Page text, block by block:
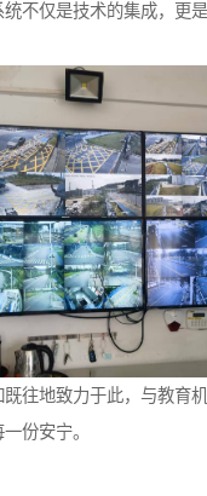
统不仅是技术的集成，更
既往地致力于此，与教育
份安宁。